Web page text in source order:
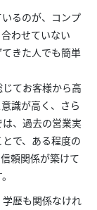
るのが、コンプ
わせていない
きた人でも簡単
てお客様から高
識が高く、さら
、過去の営業実
で、ある程度の
頼関係が築けて
歴も関係なけれ